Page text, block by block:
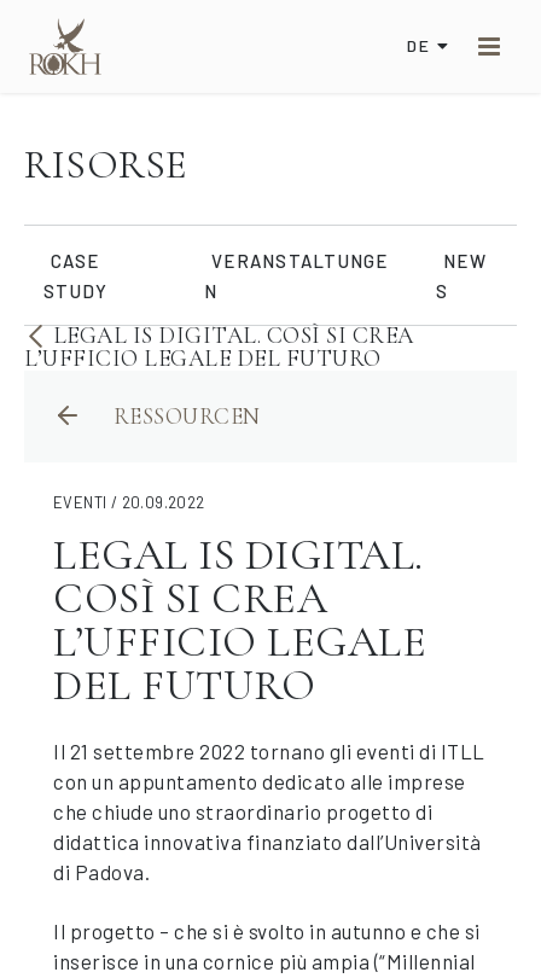
DE
RISORSE
CASE
STUDY
VERANSTALTUNGE
N
NEW
S
LEGAL IS DIGITAL. COSÌ SI CREA
L’UFFICIO LEGALE DEL FUTURO
RESSOURCEN
EVENTI / 20.09.2022
LEGAL IS DIGITAL.
COSÌ SI CREA
L’UFFICIO LEGALE
DEL FUTURO
Il 21 settembre 2022 tornano gli eventi di ITLL
con un appuntamento dedicato alle imprese
che chiude uno straordinario progetto di
didattica innovativa finanziato dall’Università
di Padova.
Il progetto – che si è svolto in autunno e che si
inserisce in una cornice più ampia (“Millennial